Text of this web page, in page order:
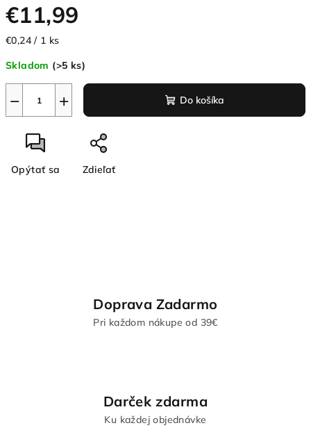
€11,99
Jednotková
€0,24 / 1 ks
Skladom (>5 ks)
+
− Do košíka
Opýtať sa Zdieľať
Doprava Zadarmo
Pri každom nákupe od 39€
Darček zdarma
Ku každej objednávke